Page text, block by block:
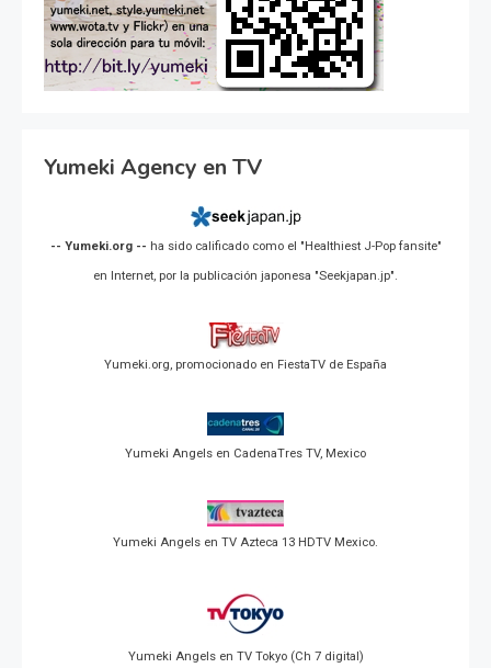
Yumeki Agency en TV
-- Yumeki.org -- ha sido calificado como el "Healthiest J-Pop fansite"
en Internet, por la publicación japonesa "Seekjapan.jp".
Yumeki.org, promocionado en FiestaTV de España
Yumeki Angels en CadenaTres TV, Mexico
Yumeki Angels en TV Azteca 13 HDTV Mexico.
Yumeki Angels en TV Tokyo (Ch 7 digital)